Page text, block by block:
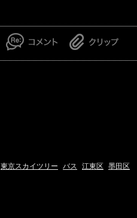
東京スカイツリー バス 江東区 墨田区